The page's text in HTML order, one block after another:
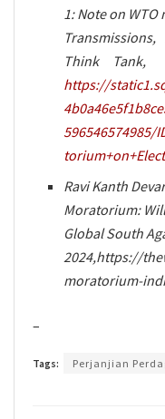
1: Note on
Think Tank,
https://
596546574985/
Ravi Kanth
Moratorium:
Global South
2024,https://
moratorium-
–
Tags: Perjanjian